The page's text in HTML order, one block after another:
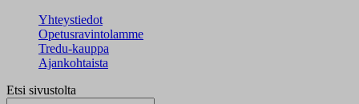
Yhteystiedot
Opetusravintolamme
Tredu-kauppa
Ajankohtaista
Etsi sivustolta